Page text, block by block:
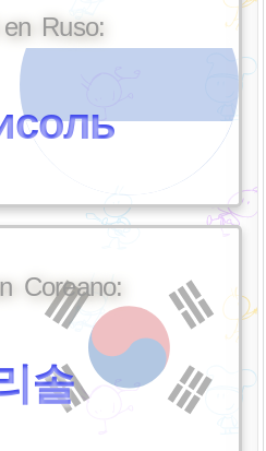
Ruso:
Coreano:
솔